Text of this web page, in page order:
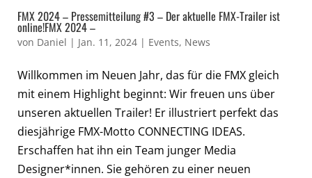
FMX 2024 – Pressemitteilung #3 – Der aktuelle FMX-Trailer ist
online!FMX 2024 –
von Daniel | Jan. 11, 2024 | Events, News
Willkommen im Neuen Jahr, das für die FMX gleich
mit einem Highlight beginnt: Wir freuen uns über
unseren aktuellen Trailer! Er illustriert perfekt das
diesjährige FMX-Motto CONNECTING IDEAS.
Erschaffen hat ihn ein Team junger Media
Designer*innen. Sie gehören zu einer neuen